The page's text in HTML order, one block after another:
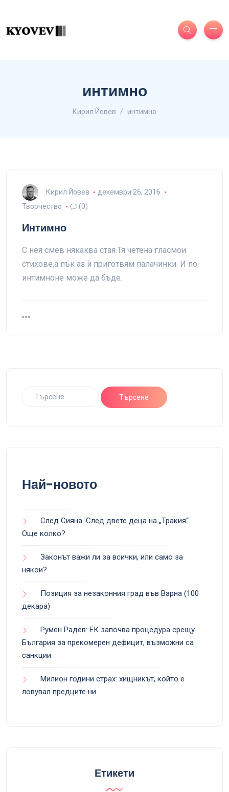
интимно
Кирил Йовев интимно
Кирил Йовев
декември 26, 2016
Творчество
(0)
Интимно
С нея смев някаква стая.Тя четена гласмои
стихове,а пък аз ѝ приготвям палачинки. И по-
интимноне може да бъде.
Най-новото
След Сияна. След двете деца на „Тракия“.
Още колко?
Законът важи ли за всички, или само за
някои?
Позиция за незаконния град във Варна (100
декара)
Румен Радев: ЕК започва процедура срещу
България за прекомерен дефицит, възможни са
санкции
Милион години страх: хищникът, който е
ловувал предците ни
Етикети